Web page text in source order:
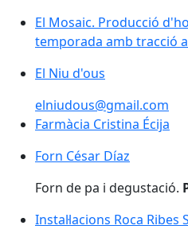
El Mosaic. Producció
temporada amb tracció
El Niu d'ous
elniudous@gmail.com
Farmàcia Cristina Écija
Forn César Díaz
Forn de pa i degustació.
Instal·lacions Roca Ribes